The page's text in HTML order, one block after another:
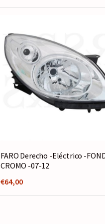
FARO Derecho -Eléctrico -
CROMO -07-12
€64,00